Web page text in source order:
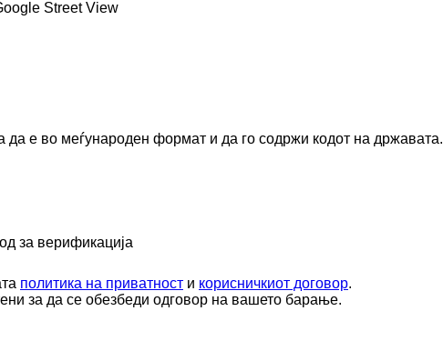
Street View
да е во меѓународен формат и да го содржи кодот на државата.
за верификација
политика на приватност и корисничкиот договор.
за да се обезбеди одговор на вашето барање.